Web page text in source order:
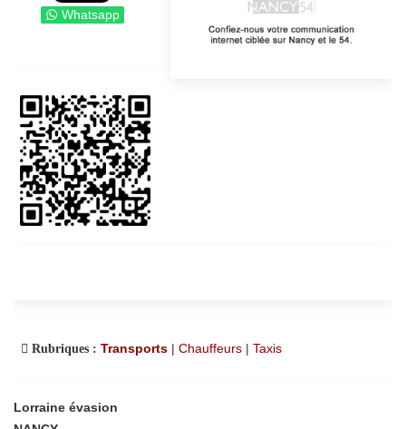
Whatsapp
Rubriques : Transports | Chauffeurs | Taxis
Lorraine évasion